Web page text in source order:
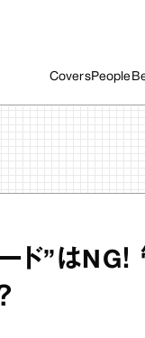
CoversPeople
ド”はNG